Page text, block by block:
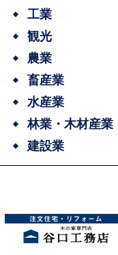
工業
観光
農業
畜産業
水産業
林業・木材産業
建設業